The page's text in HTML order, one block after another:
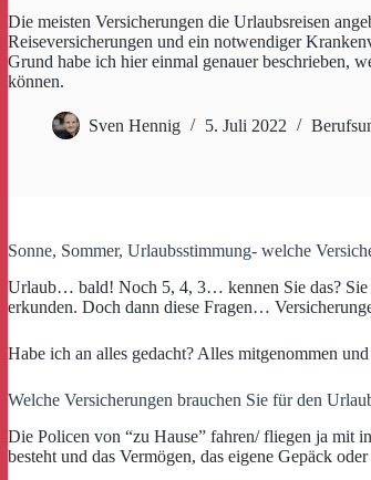
Die meisten Versicherungen die Urlaubsreisen
Reiseversicherungen und ein notwendiger
Grund habe ich hier einmal genauer beschrieben,
können.
Sven Hennig 5. Juli 2022
Sonne, Sommer, Urlaubsstimmung- welche
Urlaub… bald! Noch 5, 4, 3… kennen Sie das? Sie
erkunden. Doch dann diese Fragen…
Habe ich an alles gedacht? Alles mitgenommen
Welche Versicherungen brauchen Sie für den
Die Policen von “zu Hause” fahren/ fliegen ja mit
besteht und das Vermögen, das eigene Gepäck